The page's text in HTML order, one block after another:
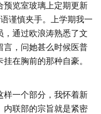
预览室玻璃上定期更新
谨慎夹手。上学期我一
，通过欧浪涛熟悉了文
言，问她甚么时候医普
在胸前的那种自豪。
样一个部分，我怀着新
内联部的宗旨就是紧密